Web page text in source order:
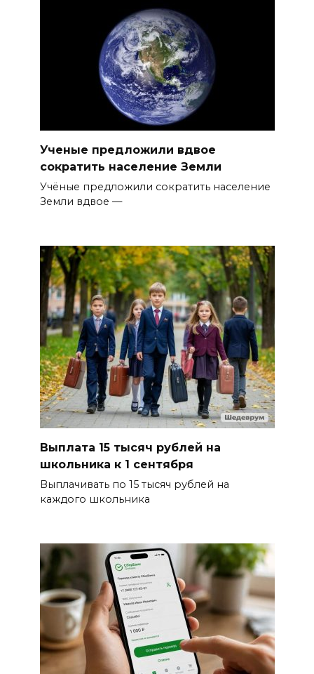
Ученые предложили вдвое
сократить население Земли
Учёные предложили сократить население
Земли вдвое —
Выплата 15 тысяч рублей на
школьника к 1 сентября
Выплачивать по 15 тысяч рублей на
каждого школьника